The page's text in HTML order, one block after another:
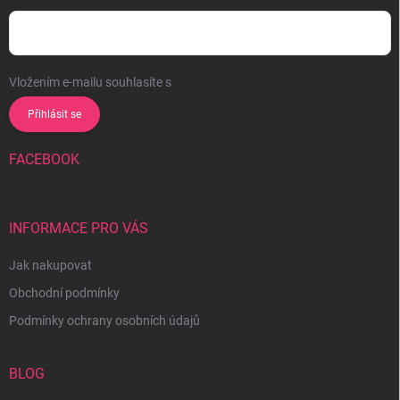
Vložením e-mailu souhlasíte s
Přihlásit se
FACEBOOK
INFORMACE PRO VÁS
Jak nakupovat
Obchodní podmínky
Podmínky ochrany osobních údajů
BLOG